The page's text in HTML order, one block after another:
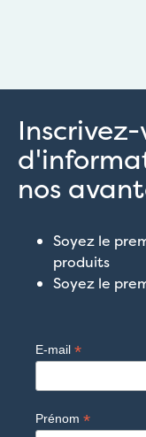
nos
Soyez le
produits
Soyez le
E-mail *
Prénom *